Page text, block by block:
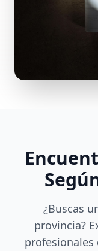
¿Buscas
provincia?
profesionales